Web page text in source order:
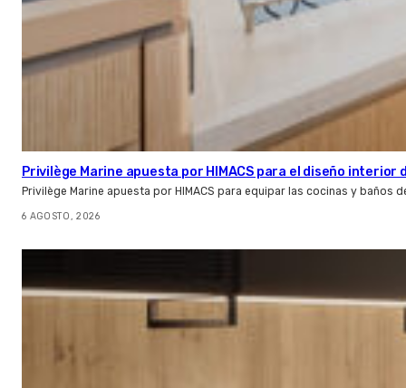
Privilège Marine apuesta por HIMACS para el diseño interior
Privilège Marine apuesta por HIMACS para equipar las cocinas y baños
6 AGOSTO, 2026